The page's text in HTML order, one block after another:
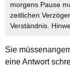
morgens Pause
zeitlichen
Verständnis.
Sie müssen
eine Antwort